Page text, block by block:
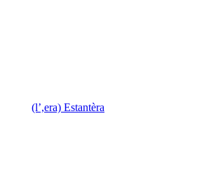
(l’,era) Estantèra